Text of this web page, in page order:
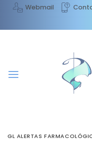
Saltar
contenido
Webmail
GL ALERTAS